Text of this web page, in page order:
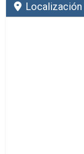
Localización